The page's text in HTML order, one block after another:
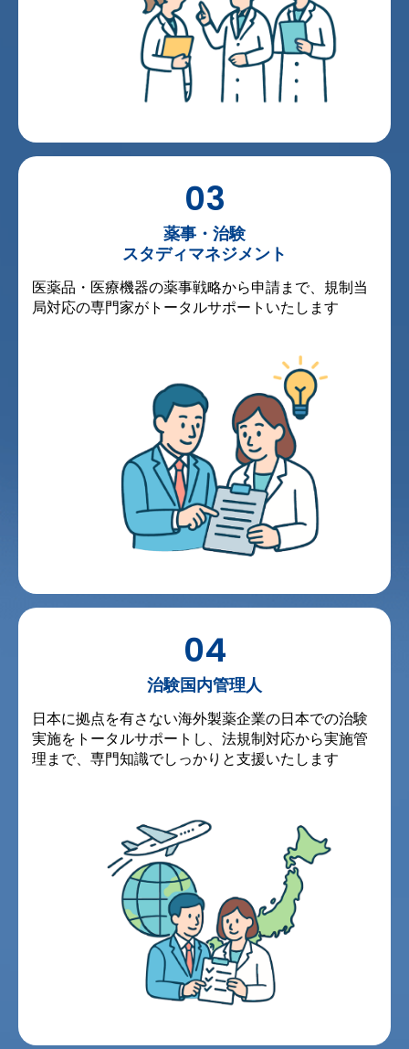
03
薬事・治験
スタディマネジメント
医薬品・医療機器の薬事戦略から申請まで、規制当
局対応の専門家がトータルサポートいたします
04
治験国内管理人
日本に拠点を有さない海外製薬企業の日本での治験
実施をトータルサポートし、法規制対応から実施管
理まで、専門知識でしっかりと支援いたします